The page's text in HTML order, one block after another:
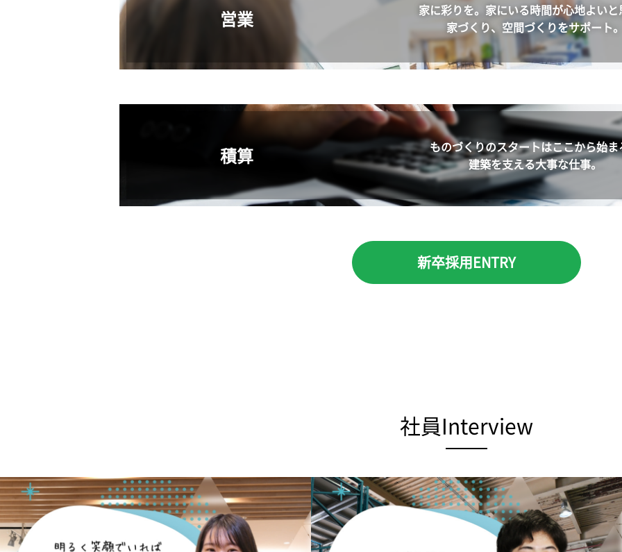
営業 家に彩りを。 家にいる時間が心地よい
家づくり、空間づくりをサポート
積算 ものづくりのスタートはここから始ま
建築を支える大事な仕事。
新卒採用ENTRY
社員Interview